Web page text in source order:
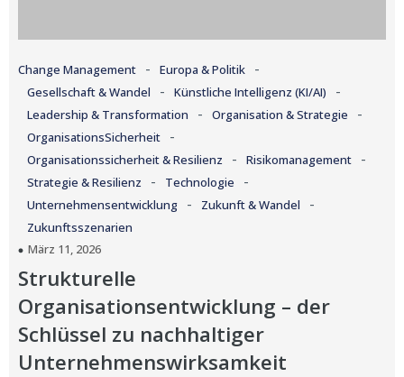
Change Management - Europa & Politik -
Gesellschaft & Wandel - Künstliche Intelligenz (KI/AI) -
Leadership & Transformation - Organisation & Strategie -
OrganisationsSicherheit -
Organisationssicherheit & Resilienz - Risikomanagement -
Strategie & Resilienz - Technologie -
Unternehmensentwicklung - Zukunft & Wandel -
Zukunftsszenarien
März 11, 2026
Strukturelle
Organisationsentwicklung – der
Schlüssel zu nachhaltiger
Unternehmenswirksamkeit